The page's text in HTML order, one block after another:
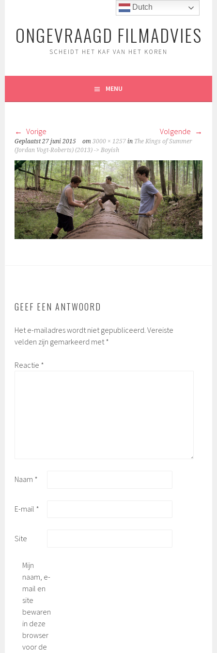
inhoudONGEVRAAGD FILMADVIES
SCHEIDT HET KAF VAN HET KOREN
MENU
Vorige Volgende
Geplaatst27 juni 2015 om3000 × 1257 in The Kings of Summer
(Jordan Vogt-Roberts) (2013) -> Boyish
GEEF EEN ANTWOORD
Het e-mailadres wordt niet gepubliceerd. Vereiste
velden zijn gemarkeerd met*
Reactie *
Naam *
E-mail *
Site
Mijn
naam, e-
mail en
site
bewaren
in deze
browser
voor de
Dutch